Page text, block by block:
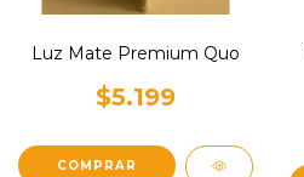
Luz Mate Premium Quo
$5.199